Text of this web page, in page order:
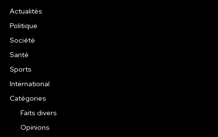
Actualités
Politique
Société
Santé
Sports
International
Catégories
Faits divers
Opinions